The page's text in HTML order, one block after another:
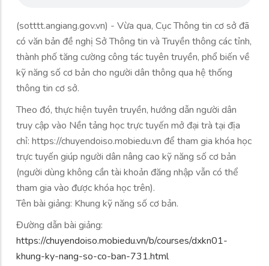
(sotttt.angiang.gov.vn) - Vừa qua, Cục Thông tin cơ sở đã
có văn bản đề nghị Sở Thông tin và Truyền thông các tỉnh,
thành phố tăng cường công tác tuyên truyền, phổ biến về
kỹ năng số cơ bản cho người dân thông qua hệ thống
thông tin cơ sở.
Theo đó, thực hiện tuyên truyền, hướng dẫn người dân
truy cập vào Nền tảng học trực tuyến mở đại trà tại địa
chỉ: https://chuyendoiso.mobiedu.vn để tham gia khóa học
trực tuyến giúp người dân nâng cao kỹ năng số cơ bản
(người dùng không cần tài khoản đăng nhập vẫn có thể
tham gia vào được khóa học trên).
Tên bài giảng: Khung kỹ năng số cơ bản.
Đường dẫn bài giảng:
https://chuyendoiso.mobiedu.vn/b/courses/dxkn01-
khung-ky-nang-so-co-ban-731.html